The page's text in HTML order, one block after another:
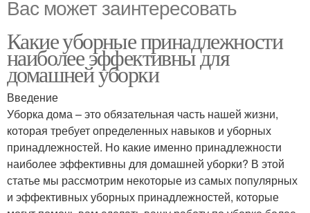
Вас может заинтересовать
Какие уборные принадлежности
наиболее эффективны для
домашней уборки
Введение
Уборка дома – это обязательная часть нашей жизни,
которая требует определенных навыков и уборных
принадлежностей. Но какие именно принадлежности
наиболее эффективны для домашней уборки? В этой
статье мы рассмотрим некоторые из самых популярных
и эффективных уборных принадлежностей, которые